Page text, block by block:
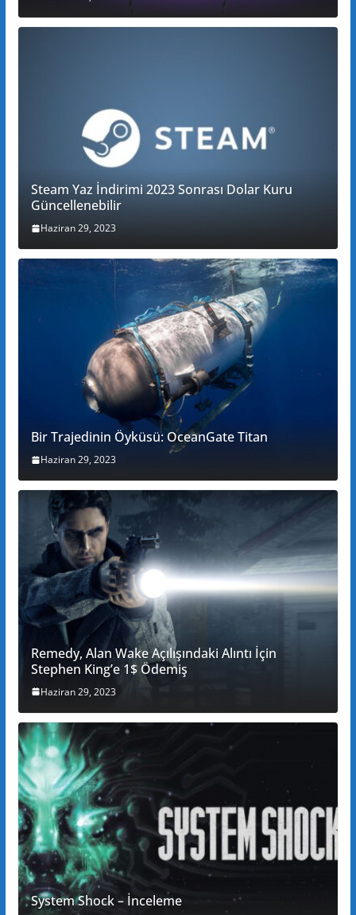
Steam Yaz İndirimi 2023 Sonrası Dolar Kuru
Güncellenebilir
Haziran 29, 2023
Bir Trajedinin Öyküsü: OceanGate Titan
Haziran 29, 2023
Remedy, Alan Wake Açılışındaki Alıntı İçin
Stephen King’e 1$ Ödemiş
Haziran 29, 2023
System Shock – İnceleme